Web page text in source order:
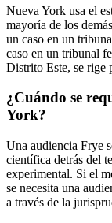
Nueva York usa el
mayoría de los
un caso en un
caso en un tribunal
Distrito Este, se rige
¿Cuándo se
York?
Una audiencia Frye
científica detrás del
experimental. Si el
se necesita una
a través de la